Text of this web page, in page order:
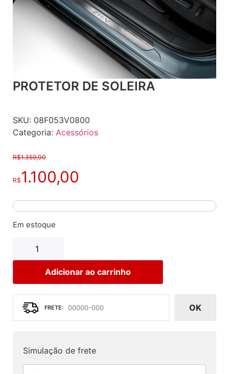
PROTETOR DE SOLEIRA
SKU: 08F053V0800
Categoria: Acessórios
R$1.359,00
R$1.100,00
Em estoque
Adicionar ao carrinho
OK
Simulação de frete